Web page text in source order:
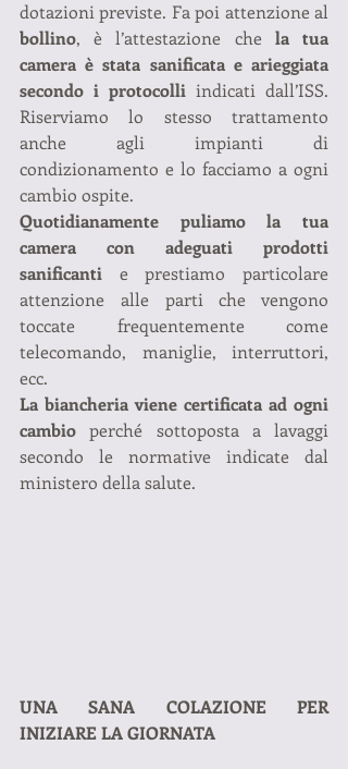
bollino, è l’attestazione che la tua
camera è stata sanificata e arieggiata
secondo i protocolli indicati dall’ISS.
Riserviamo lo stesso trattamento
anche agli impianti di
condizionamento e lo facciamo a ogni
cambio ospite.
Quotidianamente puliamo la tua
camera con adeguati prodotti
sanificanti e prestiamo particolare
attenzione alle parti che vengono
toccate frequentemente come
telecomando, maniglie, interruttori,
ecc.
La biancheria viene certificata ad ogni
cambio perché sottoposta a lavaggi
secondo le normative indicate dal
ministero della salute.
UNA SANA COLAZIONE PER
INIZIARE LA GIORNATA